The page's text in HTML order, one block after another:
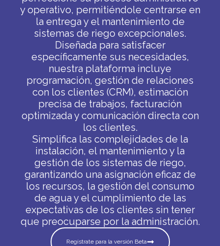
y operativo, permitiéndole centrarse en
la entrega y el mantenimiento de
sistemas de riego excepcionales.
Diseñada para satisfacer
específicamente sus necesidades,
nuestra plataforma incluye
programación, gestión de relaciones
con los clientes (CRM), estimación
precisa de trabajos, facturación
optimizada y comunicación directa con
los clientes.
Simplifica las complejidades de la
instalación, el mantenimiento y la
gestión de los sistemas de riego,
garantizando una asignación eficaz de
los recursos, la gestión del consumo
de agua y el cumplimiento de las
expectativas de los clientes sin tener
que preocuparse por la administración.
Regístrate para la versión Beta